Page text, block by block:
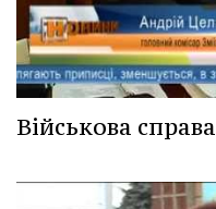
Військова справа